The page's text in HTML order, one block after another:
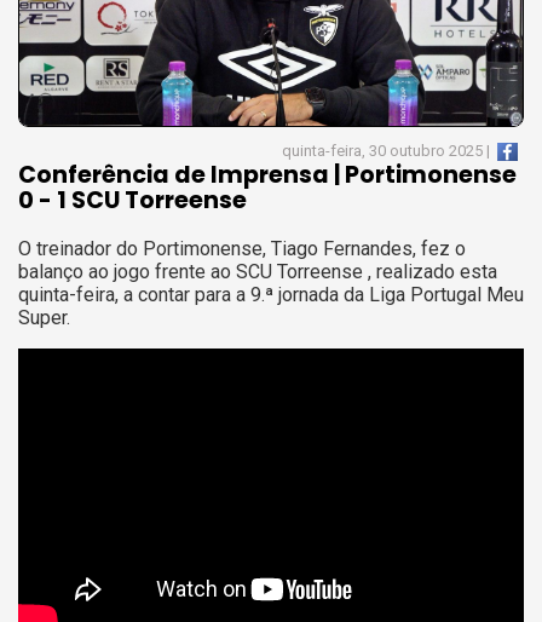
quinta-feira, 30 outubro 2025 |
Conferência de Imprensa | Portimonense
0 - 1 SCU Torreense
O treinador do Portimonense, Tiago Fernandes, fez o
balanço ao jogo frente ao SCU Torreense , realizado esta
quinta-feira, a contar para a 9.ª jornada da Liga Portugal Meu
Super.